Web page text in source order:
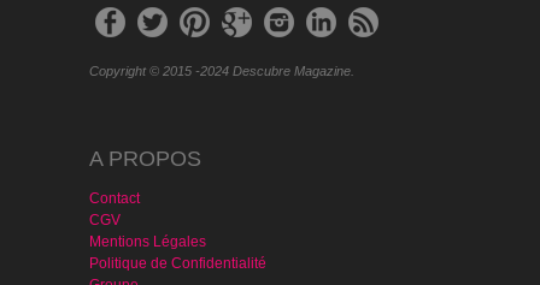
Copyright © 2015 -2024 Descubre Magazine.
A PROPOS
Contact
CGV
Mentions Légales
Politique de Confidentialité